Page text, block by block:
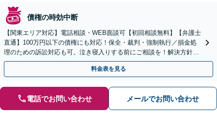
債権の時効中断
【関東エリア対応】電話相談・WEB面談可【初回相談無料】【弁護士
直通】100万円以下の債権にも対応！保全・裁判・強制執行／損金処
理のための訴訟対応も可。泣き寝入りする前にご相談を！解決方針は
初回相談時にしっかりお伝え【請求された側にも対応】
料金表を見る
電話でお問い合わせ メールでお問い合わせ